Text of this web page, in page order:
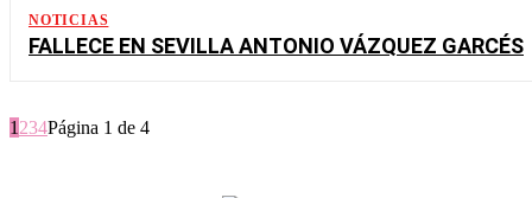
NOTICIAS
FALLECE EN SEVILLA ANTONIO VÁZQUEZ GARCÉS
1 234Página 1 de 4